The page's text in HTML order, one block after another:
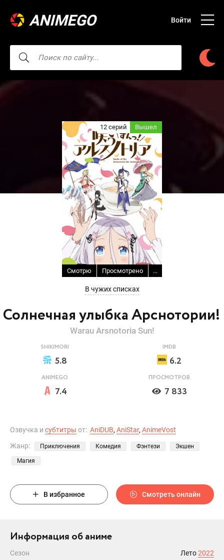
ANIMEGO Войти
Солнечная улыбка Арснотории!
12 серий Вышел
Смотрю Просмотрено ...
В чужих списках
Warau Arsnotoria Sun!
SHIKIMORI
5.8
IMDB
6.2
ANIMEGO
7.4
ПРОСМОТРОВ
7 833
Озвучка и субтитры от: AniDUB, AniStar, AnimeVost
Жанр:
Приключения Комедия Фэнтези Экшен
Магия
В избранное Смотреть онлайн
Информация об аниме
Сезон Лето2022